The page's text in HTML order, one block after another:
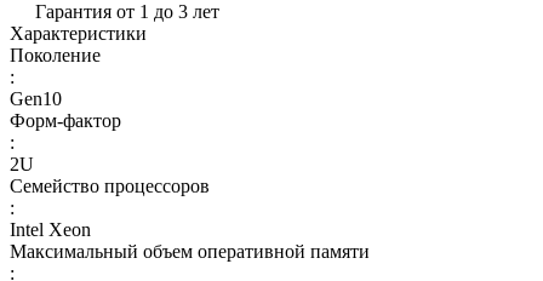
Гарантия от 1 до 3 лет
Характеристики
Поколение
:
Gen10
Форм-фактор
:
2U
Семейство процессоров
:
Intel Xeon
Максимальный объем оперативной памяти
: